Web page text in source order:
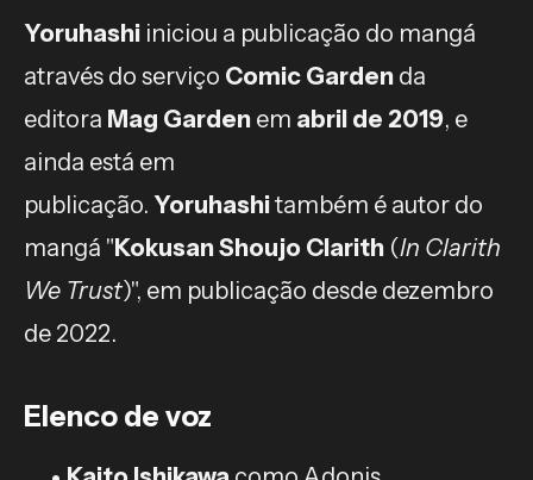
Yoruhashi iniciou a publicação do mangá
através do serviço Comic Garden da
editora Mag Garden em abril de 2019, e
ainda está em
publicação. Yoruhashitambém é autor do
mangá " Kokusan Shoujo Clarith (In Clarith
We Trust)", em publicação desde dezembro
de 2022.
Elenco de voz